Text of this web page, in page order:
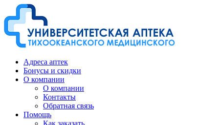
Адреса аптек
Бонусы и скидки
О компании
О компании
Контакты
Обратная связь
Помощь
Как заказать